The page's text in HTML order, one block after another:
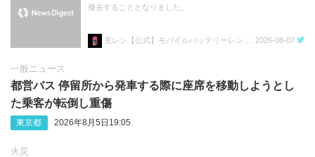
撤去することとなりました。
2026-08-07
一般ニュース
都営バス 停留所から発車する際に座席を移動しようとし
た乗客が転倒し重傷
東京都 2026年8月5日19:05
火災